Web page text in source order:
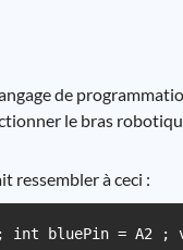
de
le bras
ressembler à ceci :
int bluePin = A2